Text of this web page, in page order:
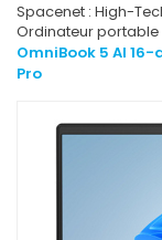
Spacenet : High-
Ordinateur portable
OmniBook 5 AI 16-
Pro